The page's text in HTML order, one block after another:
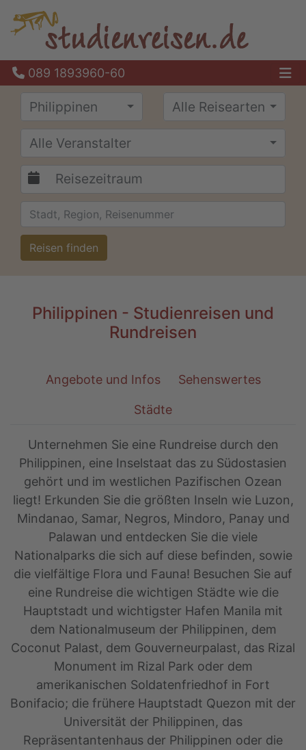
089 1893960-60
Philippinen
Alle Reisearten
Alle Veranstalter
Reisen finden
Philippinen - Studienreisen und
Rundreisen
Angebote und Infos Sehenswertes
Städte
Unternehmen Sie eine Rundreise durch den
Philippinen, eine Inselstaat das zu Südostasien
gehört und im westlichen Pazifischen Ozean
liegt! Erkunden Sie die größten Inseln wie Luzon,
Mindanao, Samar, Negros, Mindoro, Panay und
Palawan und entdecken Sie die viele
Nationalparks die sich auf diese befinden, sowie
die vielfältige Flora und Fauna! Besuchen Sie auf
eine Rundreise die wichtigen Städte wie die
Hauptstadt und wichtigster Hafen Manila mit
dem Nationalmuseum der Philippinen, dem
Coconut Palast, dem Gouverneurpalast, das Rizal
Monument im Rizal Park oder dem
amerikanischen Soldatenfriedhof in Fort
Bonifacio; die frühere Hauptstadt Quezon mit der
Universität der Philippinen, das
Repräsentantenhaus der Philippinen oder die